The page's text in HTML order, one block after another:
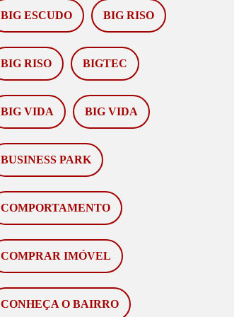
BIG ESCUDO BIG RISO
BIG RISO BIGTEC
BIG VIDA BIG VIDA
BUSINESS PARK
COMPORTAMENTO
COMPRAR IMÓVEL
CONHEÇA O BAIRRO